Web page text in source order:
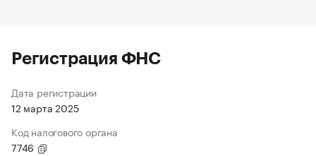
Регистрация ФНС
Дата регистрации
12 марта 2025
Код налогового органа
7746